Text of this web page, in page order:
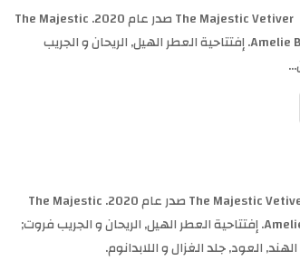
The Majestic Vetiver Alexandre.J عطر تشيبر للجنسين. The Majestic Vetiver صدر عام 2020. The Majestic
Vetiver من توقيع Anne-Sophie Behaghel و Amelie Bourgeois. إفتتاحية العطر الهيل, الريحان و الجريب
The Majestic Vetiver Alexandre.J عطر تشيبر للجنسين. The Majestic Vetiver صدر عام 2020. The Majestic
Vetiver من توقيع Anne-Sophie Behaghel و Amelie Bourgeois. إفتتاحية العطر الهيل, الريحان و الجريب فروت;
العود, جلد الغزال و اللابدانوم.